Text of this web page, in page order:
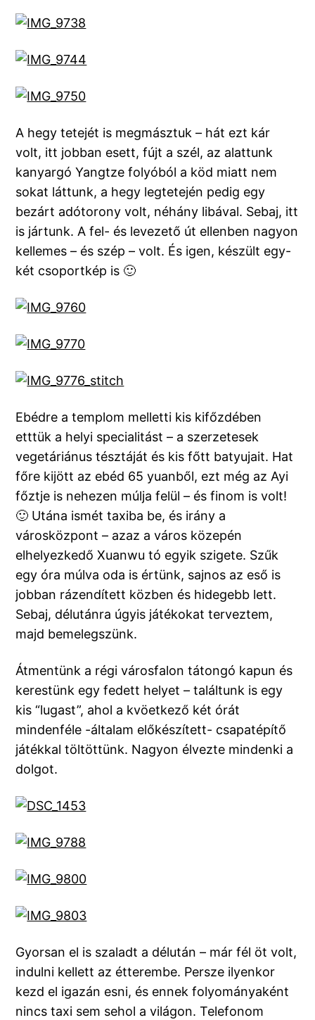
A hegy tetejét is megmásztuk – hát ezt kár
volt, itt jobban esett, fújt a szél, az alattunk
kanyargó Yangtze folyóból a köd miatt nem
sokat láttunk, a hegy legtetején pedig egy
bezárt adótorony volt, néhány libával. Sebaj, itt
is jártunk. A fel- és levezető út ellenben nagyon
kellemes – és szép – volt. És igen, készült egy-
két csoportkép is 🙂
Ebédre a templom melletti kis kifőzdében
etttük a helyi specialitást – a szerzetesek
vegetáriánus tésztáját és kis főtt batyujait. Hat
főre kijött az ebéd 65 yuanből, ezt még az Ayi
főztje is nehezen múlja felül – és finom is volt!
🙂 Utána ismét taxiba be, és irány a
városközpont – azaz a város közepén
elhelyezkedő Xuanwu tó egyik szigete. Szűk
egy óra múlva oda is értünk, sajnos az eső is
jobban rázendített közben és hidegebb lett.
Sebaj, délutánra úgyis játékokat terveztem,
majd bemelegszünk.
Átmentünk a régi városfalon tátongó kapun és
kerestünk egy fedett helyet – találtunk is egy
kis “lugast”, ahol a kvöetkező két órát
mindenféle -általam előkészített- csapatépítő
játékkal töltöttünk. Nagyon élvezte mindenki a
dolgot.
Gyorsan el is szaladt a délután – már fél öt volt,
indulni kellett az étterembe. Persze ilyenkor
kezd el igazán esni, és ennek folyományaként
nincs taxi sem sehol a világon. Telefonom